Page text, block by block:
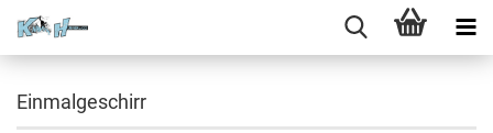
Einmalgeschirr